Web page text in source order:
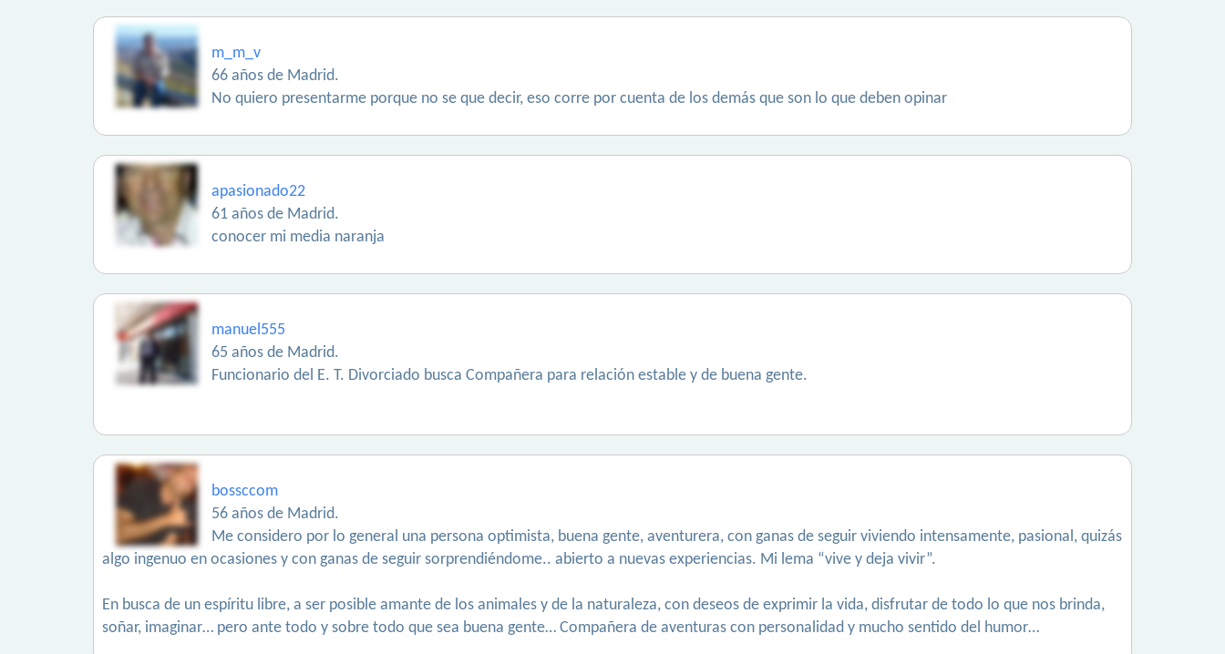
m_m_v
66 años de Madrid.
No quiero presentarme porque no se que decir, eso corre por cuenta de los demás que son lo que deben opinar
apasionado22
61 años de Madrid.
conocer mi media naranja
manuel555
65 años de Madrid.
Funcionario del E. T. Divorciado busca Compañera para relación estable y de buena gente.
bossccom
56 años de Madrid.
Me considero por lo general una persona optimista, buena gente, aventurera, con ganas de seguir viviendo intensamente, pasional, quizás
algo ingenuo en ocasiones y con ganas de seguir sorprendiéndome.. abierto a nuevas experiencias. Mi lema “vive y deja vivir”.
En busca de un espíritu libre, a ser posible amante de los animales y de la naturaleza, con deseos de exprimir la vida, disfrutar de todo lo que nos brinda,
soñar, imaginar… pero ante todo y sobre todo que sea buena gente… Compañera de aventuras con personalidad y mucho sentido del humor…